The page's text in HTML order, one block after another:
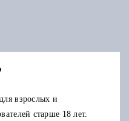
Perception
взрослых и
старше 18 лет.